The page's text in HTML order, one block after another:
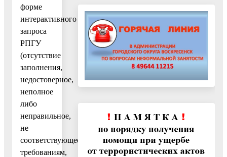
форме
интерактивного
запроса
РПГУ
(отсутствие
заполнения,
недостоверное,
неполное
либо
неправильное,
не
соответствующее
требованиям,